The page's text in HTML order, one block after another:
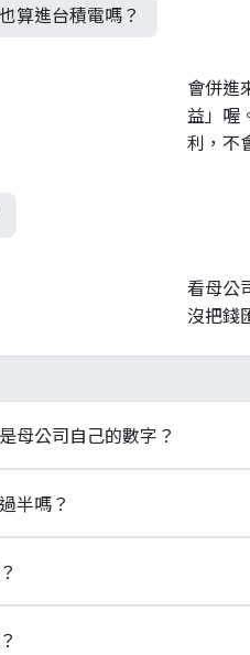
算進台積電嗎？
會併進
益」喔
利，不
看母公
沒把錢
母公司自己的數字？
依 IFRS 10 編製合併財務報
營收與獲利規模。
半嗎？
檻。控制需三要素同時成立
構成控制，但透過契約安排
的外部股東那部分權益。合